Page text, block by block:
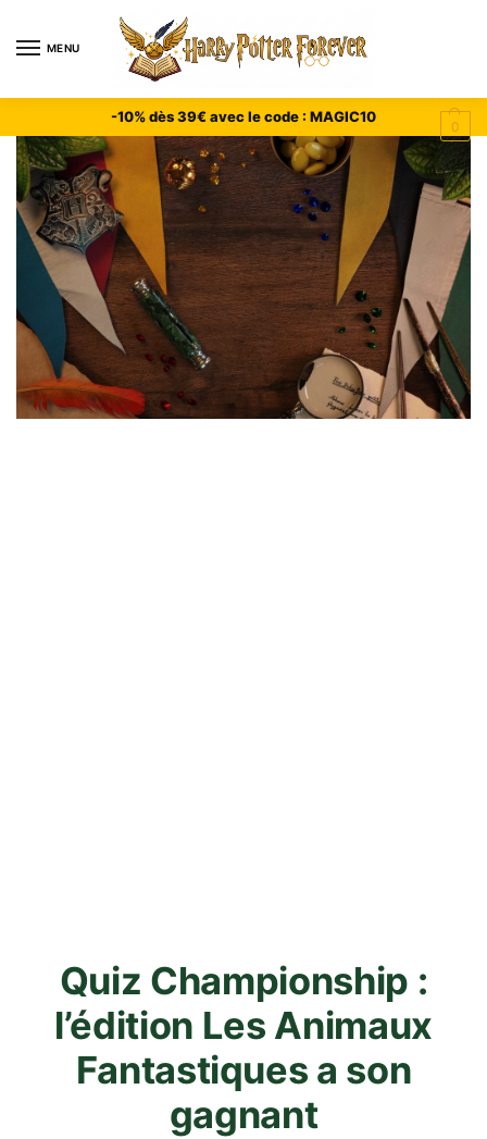
MENU
0
-10% dès 39€ avec le code : MAGIC10
Quiz Championship :
l’édition Les Animaux
Fantastiques a son
gagnant